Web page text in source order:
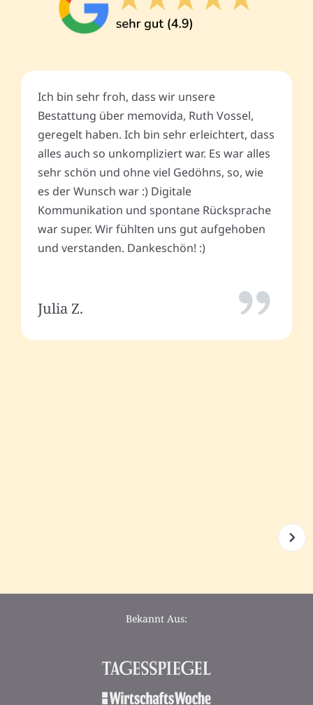
Ich bin sehr froh, dass wir unsere
Bestattung über memovida, Ruth Vossel,
geregelt haben. Ich bin sehr erleichtert, dass
alles auch so unkompliziert war. Es war alles
sehr schön und ohne viel Gedöhns, so, wie
es der Wunsch war :) Digitale
Kommunikation und spontane Rücksprache
war super. Wir fühlten uns gut aufgehoben
und verstanden. Dankeschön! :)
Julia Z.
Bekannt Aus: